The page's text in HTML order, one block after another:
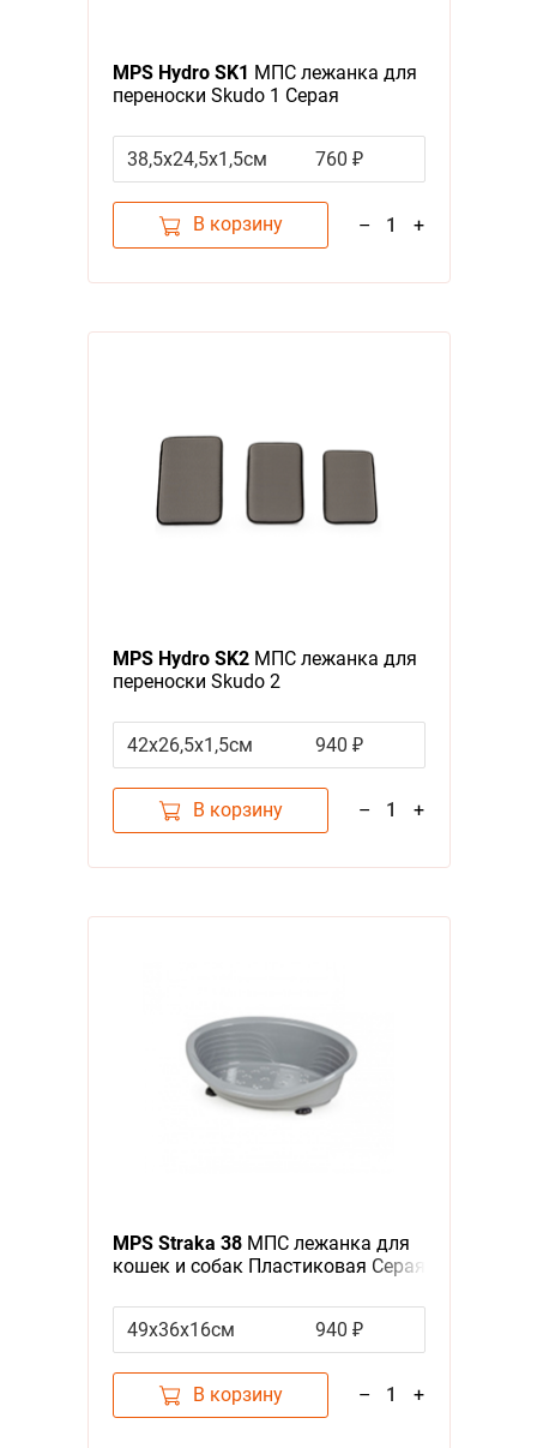
MPS Hydro SK1 МПС лежанка для
переноски Skudo 1 Серая
38,5x24,5x1,5см 760 ₽
В корзину – 1 +
MPS Hydro SK2МПС лежанка для
переноски Skudo 2
42x26,5x1,5см 940 ₽
В корзину – 1 +
MPS Straka 38МПС лежанка для
кошек и собак Пластиковая Серая
49х36х16см 940 ₽
В корзину – 1 +